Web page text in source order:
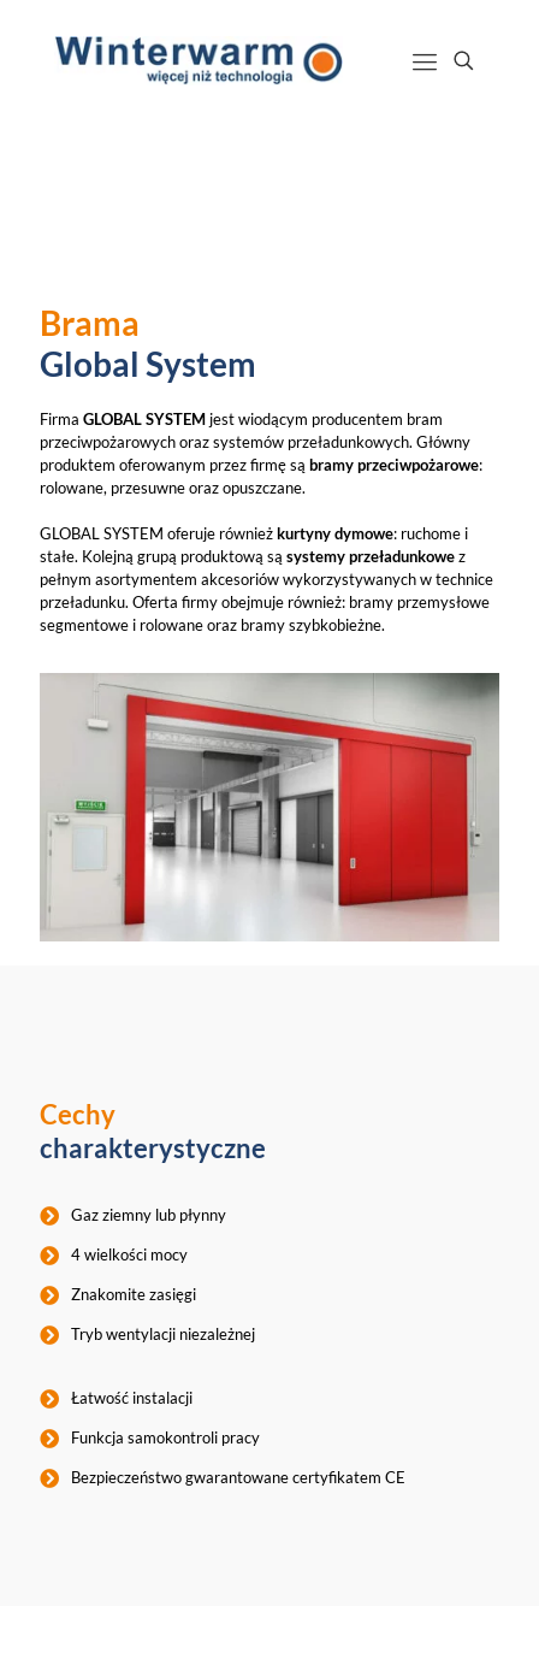
Brama
Global System
Firma GLOBAL SYSTEM jest wiodącym producentem bram
przeciwpożarowych oraz systemów przeładunkowych. Główny
produktem oferowanym przez firmę są bramy przeciwpożarowe:
rolowane, przesuwne oraz opuszczane.
GLOBAL SYSTEM oferuje równieżkurtyny dymowe: ruchome i
stałe. Kolejną grupą produktową są systemy przeładunkowez
pełnym asortymentem akcesoriów wykorzystywanych w technice
przeładunku. Oferta firmy obejmuje również: bramy przemysłowe
segmentowe i rolowane oraz bramy szybkobieżne.
Cechy
charakterystyczne
Gaz ziemny lub płynny
4 wielkości mocy
Znakomite zasięgi
Tryb wentylacji niezależnej
Łatwość instalacji
Funkcja samokontroli pracy
Bezpieczeństwo gwarantowane certyfikatem CE